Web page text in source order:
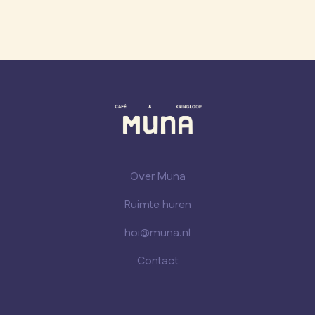
Over Muna
Ruimte huren
hoi@muna.nl
Contact